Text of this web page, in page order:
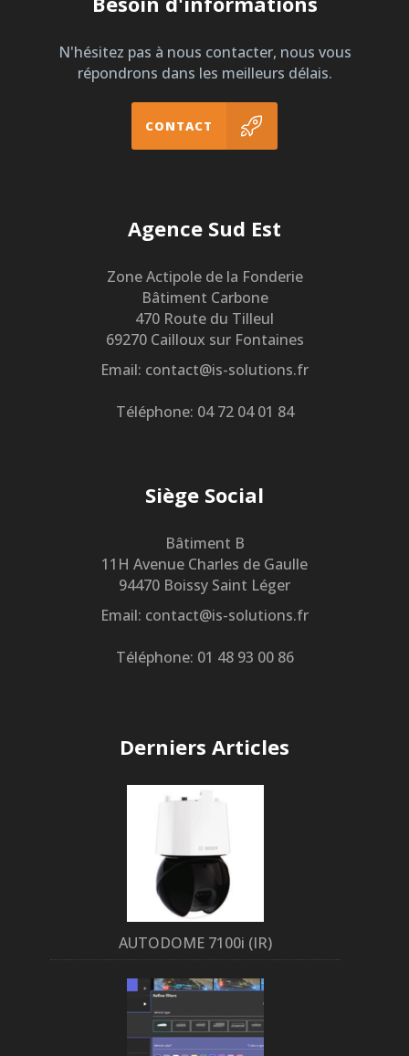
N'hésitez pas à nous contacter, nous vous
répondrons dans les meilleurs délais.
CONTACT
Agence Sud Est
Zone Actipole de la Fonderie
Bâtiment Carbone
470 Route du Tilleul
69270 Cailloux sur Fontaines
Email: contact@is-solutions.fr
Téléphone: 04 72 04 01 84
Siège Social
Bâtiment B
11H Avenue Charles de Gaulle
94470 Boissy Saint Léger
Email: contact@is-solutions.fr
Téléphone: 01 48 93 00 86
Derniers Articles
AUTODOME 7100i (IR)